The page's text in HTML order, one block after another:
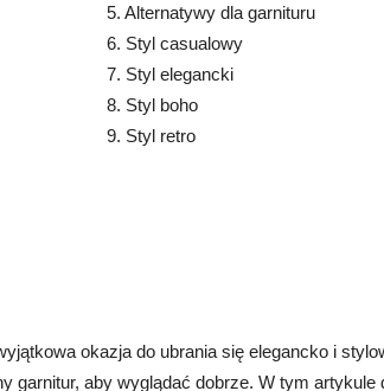
5. Alternatywy dla garnituru
6. Styl casualowy
7. Styl elegancki
8. Styl boho
9. Styl retro
okazja do ubrania się elegancko i
garnitur, aby wyglądać dobrze. W tym artykule